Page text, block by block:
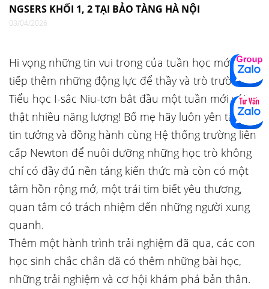
NGSERS KHỐI 1, 2 TẠI BẢO TÀNG HÀ NỘI
03/04/2026
Hi vọng những tin vui trong của tuần học mới sẽ
tiếp thêm những động lực để thầy và trò trường
Tiểu học I-sắc Niu-tơn bắt đầu một tuần mới với
thật nhiều năng lượng! Bố mẹ hãy luôn yên tâm,
tin tưởng và đồng hành cùng Hệ thống trường liên
cấp Newton để nuôi dưỡng những học trò không
chỉ có đầy đủ nền tảng kiến thức mà còn có một
tâm hồn rộng mở, một trái tim biết yêu thương,
quan tâm có trách nhiệm đến những người xung
quanh.
Thêm một hành trình trải nghiệm đã qua, các con
học sinh chắc chắn đã có thêm những bài học,
những trải nghiệm và cơ hội khám phá bản thân.